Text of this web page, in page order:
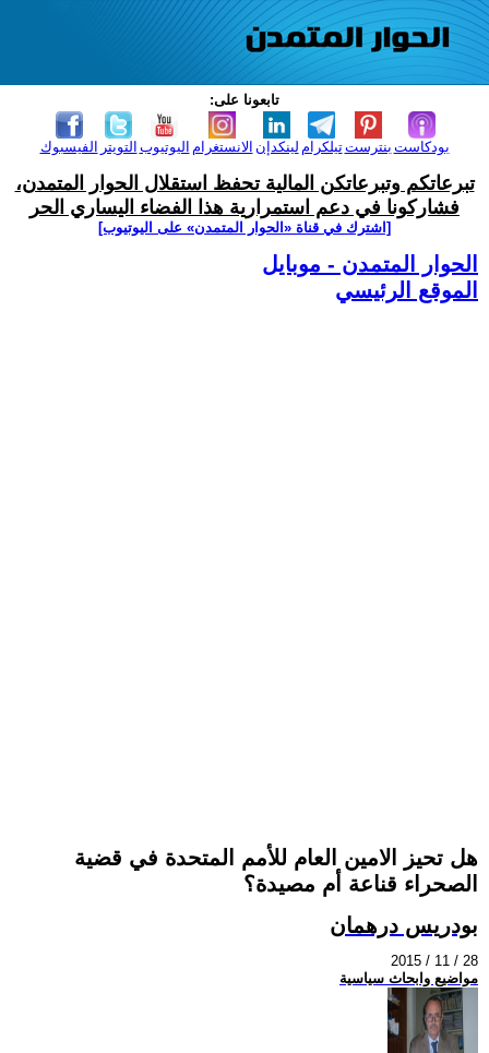
تابعونا على:
الفيسبوك التويتر اليوتيوب الانستغرام لينكدإن تيلكرامبنترست بودكاست
تبرعاتكم وتبرعاتكن المالية تحفظ استقلال الحوار المتمدن،
فشاركونا في دعم استمرارية هذا الفضاء اليساري الحر
[اشترك في قناة ‫«الحوار المتمدن» على اليوتيوب]
الحوار المتمدن - موبايل
الموقع الرئيسي
هل تحيز الامين العام للأمم المتحدة في قضية
الصحراء قناعة أم مصيدة؟
بودريس درهمان
2015 / 11 / 28
مواضيع وابحاث سياسية